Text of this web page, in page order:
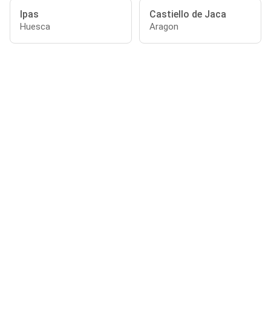
Ipas
Huesca
Castiello de Jaca
Aragon